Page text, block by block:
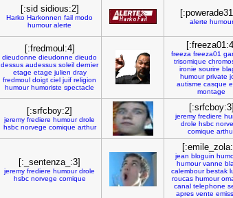
[:sid sidious:2]
Harko Harkonnen fail modo
humour alerte alerte humour
[:fredmoul:4]
dieudonne dieudonne dieudo
dessus audessus soleil dernier
etage etage julien dray
fredmoul doigt ciel juif religion
humour humoriste spectacle
freeza freeza01
trisomique
ironie sourire
humour private
autisme casque
montage
[:srfcboy:2]
jeremy frediere humour drole
hsbc norvege comique arthur
[:srfcboy:3]
jeremy frediere
drole hsbc
comique
[:_sentenza_:3]
jeremy frediere humour drole
hsbc norvege comique
jean bloguin
humour vanne
calembour bestak
roucas humour
canal telephone
apres vente